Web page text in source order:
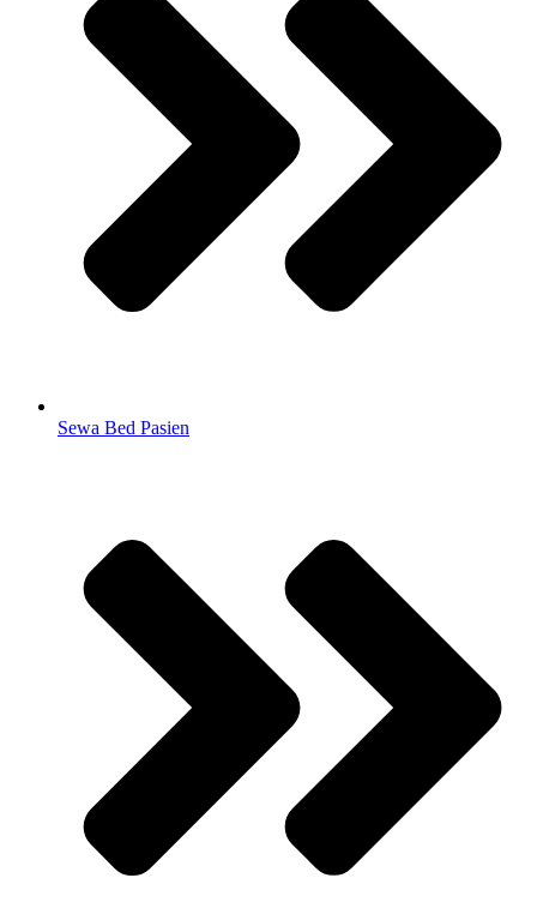
Sewa Bed Pasien